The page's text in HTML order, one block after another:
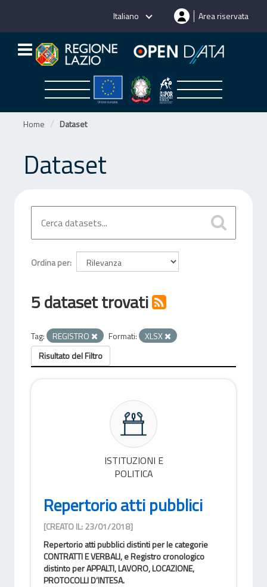
Italiano Area riservata
Home Dataset
Dataset
Ordina per
5 dataset trovati
Tag: REGISTRO Formati:
XLSX
Risultato del Filtro
ISTITUZIONI E
POLITICA
Repertorio atti pubblici
[CREATO IL: 23/01/2018]
Repertorio atti pubblici distinti per le categorie
CONTRATTI E VERBALI, e Registro cronologico
distinto per APPALTI, LAVORO, LOCAZIONE,
PROTOCOLLI D’INTESA.